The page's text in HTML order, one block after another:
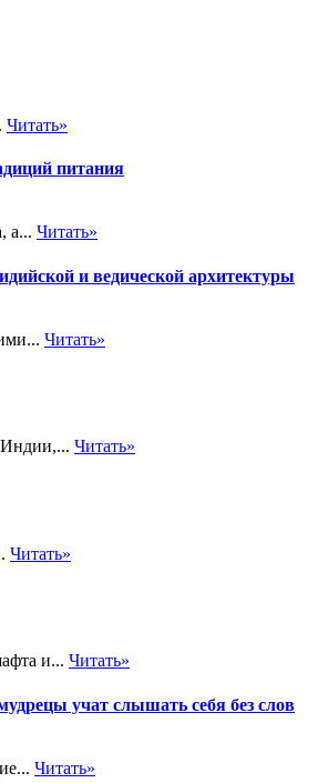
Читать»
питания
а... Читать»
и ведической архитектуры
Читать»
Читать»
Читать»
и... Читать»
учат слышать себя без слов
Читать»